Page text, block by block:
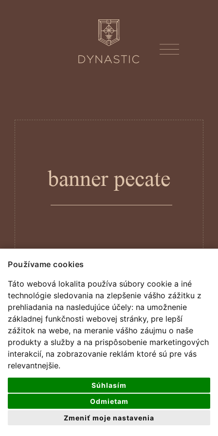
Používame cookies
Táto webová lokalita používa súbory cookie a iné
technológie sledovania na zlepšenie vášho zážitku z
prehliadania na nasledujúce účely: na umožnenie
základnej funkčnosti webovej stránky, pre lepší
zážitok na webe, na meranie vášho záujmu o naše
produkty a služby a na prispôsobenie marketingových
interakcií, na zobrazovanie reklám ktoré sú pre vás
relevantnejšie.
Súhlasím
Odmietam
Zmeniť moje nastavenia
banner pecate
všetky práva vyhradené
design bydarencurtis